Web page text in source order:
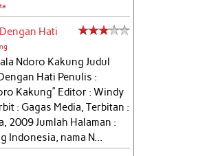
Hati
Ndoro Kakung Judul
Hati Penulis :
Kakung” Editor : Windy
: Gagas Media, Terbitan :
2009 Jumlah Halaman :
Indonesia, nama N...